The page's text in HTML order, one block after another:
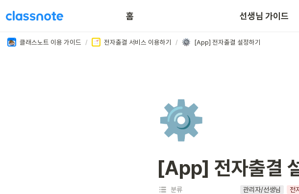
홈 선생님 가이드
클래스노트 이용 가이드 / 전자출결 서비스 이용하기 / [App] 전자출결 설정하기
이용 꿀팁 App/Web 주요 기능
⚙️
[App] 전자출결
분류 관리자/선생님 전